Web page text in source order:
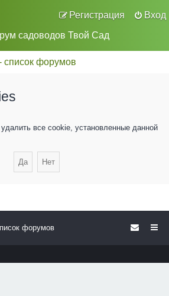
Вход
Регистрация
садоводов Твой Сад
список форумов
все cookie, установленные данной
форумов